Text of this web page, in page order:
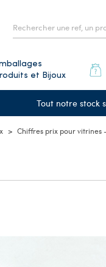
et Bijoux
Tout notre stock
Chiffres prix pour vitrines